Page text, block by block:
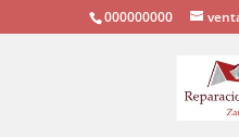
000000000